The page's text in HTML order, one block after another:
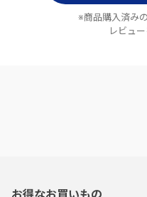
※商品購入済み
レビュ
お得なお買いもの